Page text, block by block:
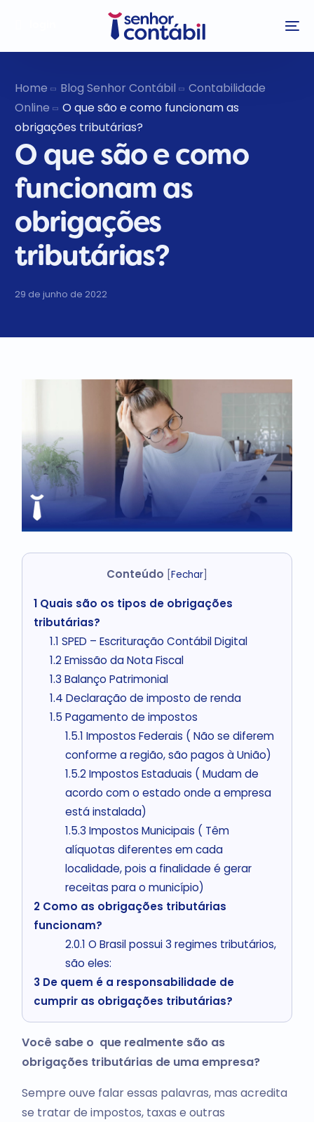
Home Blog Senhor Contábil
Contabilidade
Online
O que são e como funcionam as
obrigações tributárias?
O que são e como
funcionam as
obrigações
tributárias?
29 de junho de 2022
Conteúdo [Fechar]
1Quais são os tipos de obrigações
tributárias?
1.1 SPED – Escrituração Contábil Digital
1.2Emissão da Nota Fiscal
1.3 Balanço Patrimonial
1.4 Declaração de imposto de renda
1.5 Pagamento de impostos
1.5.1 Impostos Federais ( Não se diferem
conforme a região, são pagos à União)
1.5.2Impostos Estaduais ( Mudam de
acordo com o estado onde a empresa
está instalada)
1.5.3 Impostos Municipais ( Têm
alíquotas diferentes em cada
localidade, pois a finalidade é gerar
receitas para o município)
2Como as obrigações tributárias
funcionam?
2.0.1 O Brasil possui 3 regimes tributários,
são eles:
3De quem é a responsabilidade de
cumprir as obrigações tributárias?
Você sabe o que realmente são as
obrigações tributárias de uma empresa?
Sempre ouve falar essas palavras, mas acredita
se tratar de impostos, taxas e outras